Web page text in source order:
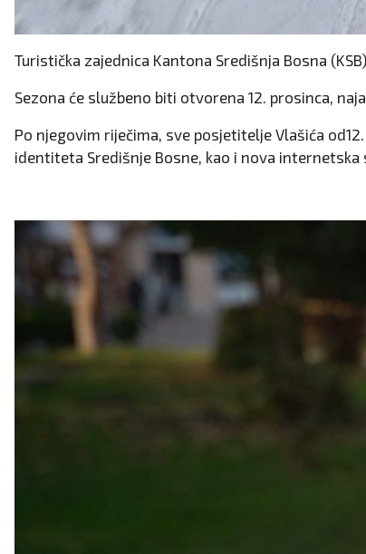
Turistička zajednica Kantona Središnja Bosna
Sezona će službeno biti otvorena 12. prosinca,
Po njegovim riječima, sve posjetitelje Vlašića
identiteta Središnje Bosne, kao i nova internetska